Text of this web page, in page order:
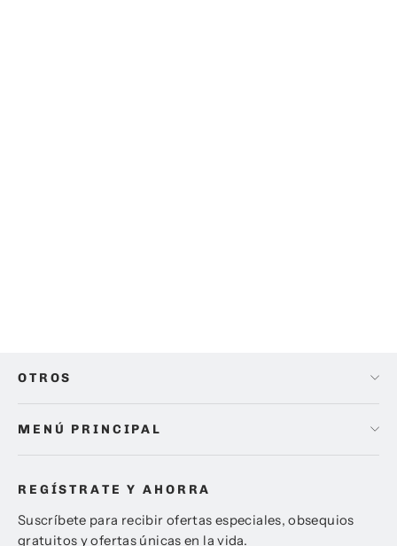
OTROS
MENÚ PRINCIPAL
REGÍSTRATE Y AHORRA
Suscríbete para recibir ofertas especiales, obsequios
gratuitos y ofertas únicas en la vida.